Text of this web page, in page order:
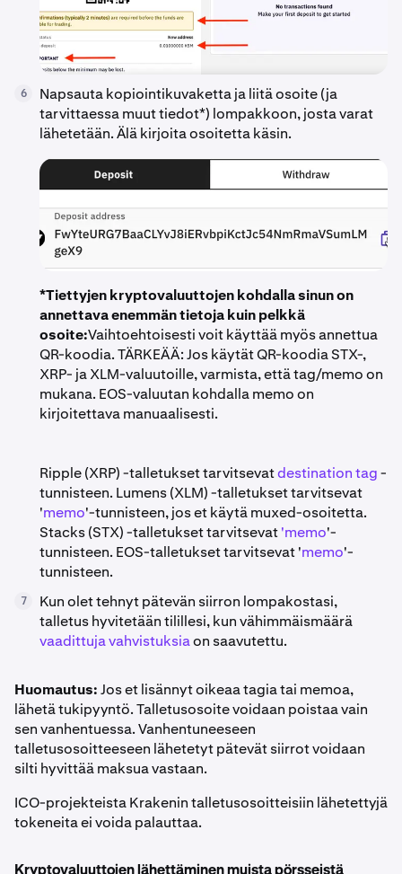
6
Napsauta kopiointikuvaketta ja liitä osoite (ja
tarvittaessa muut tiedot*) lompakkoon, josta varat
lähetetään. Älä kirjoita osoitetta käsin.
*Tiettyjen kryptovaluuttojen kohdalla sinun on
annettava enemmän tietoja kuin pelkkä
osoite:Vaihtoehtoisesti voit käyttää myös annettua
QR-koodia. TÄRKEÄÄ: Jos käytät QR-koodia STX-,
XRP- ja XLM-valuutoille, varmista, että tag/memo on
mukana. EOS-valuutan kohdalla memo on
kirjoitettava manuaalisesti.
Ripple (XRP) -talletukset tarvitsevatdestination tag-
tunnisteen. Lumens (XLM) -talletukset tarvitsevat
'memo'-tunnisteen, jos et käytä muxed-osoitetta.
Stacks (STX) -talletukset tarvitsevat'memo'-
tunnisteen. EOS-talletukset tarvitsevat 'memo'-
tunnisteen.
7
Kun olet tehnyt pätevän siirron lompakostasi,
talletus hyvitetään tilillesi, kun vähimmäismäärä
vaadittuja vahvistuksiaon saavutettu.
Huomautus:Jos et lisännyt oikeaa tagia tai memoa,
lähetä tukipyyntö. Talletusosoite voidaan poistaa vain
sen vanhentuessa. Vanhentuneeseen
talletusosoitteeseen lähetetyt pätevät siirrot voidaan
silti hyvittää maksua vastaan.
ICO-projekteista Krakenin talletusosoitteisiin lähetettyjä
tokeneita ei voida palauttaa.